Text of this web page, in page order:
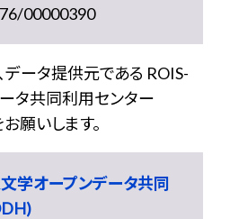
00000390
ータ提供元である ROIS-
タ共同利用センター
願いします。
学オープンデータ共同